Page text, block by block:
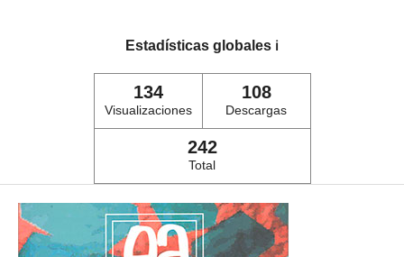
Estadísticas globales ℹ️
134
Visualizaciones
108
Descargas
242
Total